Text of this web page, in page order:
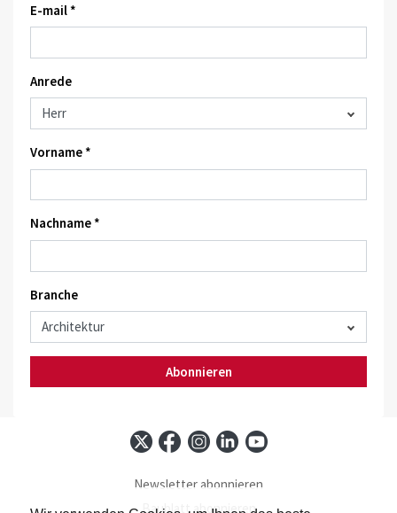
E-mail *
Anrede
Vorname *
Nachname *
Branche
Abonnieren
Newsletter abonnieren
Baublatt abonnieren